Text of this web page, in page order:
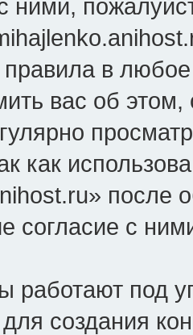
ними,
правила в
вас об
как
после
согласие с
под
создания